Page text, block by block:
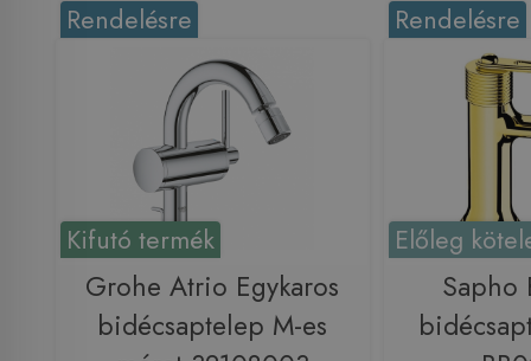
Kifutó termék
Rendelésre
Grohe Atrio Egykaros
bidécsaptelep M-es
Rendelésre
Előleg
Sapho